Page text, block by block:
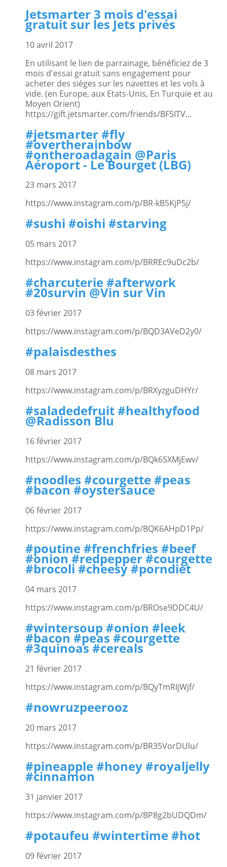
Jetsmarter 3 mois d'essai
gratuit sur les Jets privés
10 avril 2017
En utilisant le lien de parrainage, bénéficiez de 3
mois d'essai gratuit sans engagement pour
acheter des sièges sur les navettes et les vols à
vide. (en Europe, aux Etats-Unis, En Turquie et au
Moyen Orient)
https://gift.jetsmarter.com/friends/BF5ITV...
#jetsmarter #fly
#overtherainbow
#ontheroadagain @Paris
Aéroport - Le Bourget (LBG)
23 mars 2017
https://www.instagram.com/p/BR-kB5KjP5j/
#sushi #oishi #starving
05 mars 2017
https://www.instagram.com/p/BRREc9uDc2b/
#charcuterie #afterwork
#20survin @Vin sur Vin
03 février 2017
https://www.instagram.com/p/BQD3AVeD2y0/
#palaisdesthes
08 mars 2017
https://www.instagram.com/p/BRXyzguDHYr/
#saladedefruit #healthyfood
@Radisson Blu
16 février 2017
https://www.instagram.com/p/BQk6SXMjEwv/
#noodles #courgette #peas
#bacon #oystersauce
06 février 2017
https://www.instagram.com/p/BQK6AHpD1Pp/
#poutine #frenchfries #beef
#onion #redpepper #courgette
#brocoli #cheesy #porndiet
04 mars 2017
https://www.instagram.com/p/BROse9DDC4U/
#wintersoup #onion #leek
#bacon #peas #courgette
#3quinoas #cereals
21 février 2017
https://www.instagram.com/p/BQyTmRIjWjf/
#nowruzpeerooz
20 mars 2017
https://www.instagram.com/p/BR35VorDUlu/
#pineapple #honey #royaljelly
#cinnamon
31 janvier 2017
https://www.instagram.com/p/BP8g2bUDQDm/
#potaufeu #wintertime #hot
09 février 2017